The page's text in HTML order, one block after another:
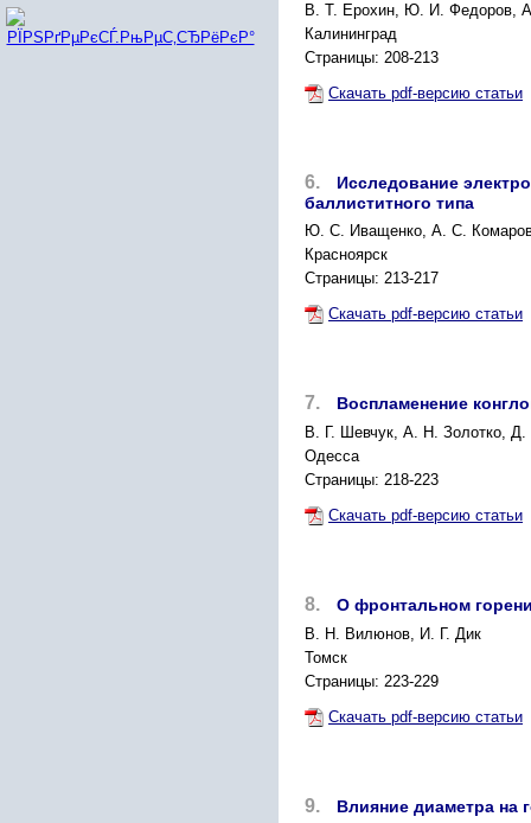
B. Т. Ерохин, Ю. И. Федоров,
Калининград
Страницы: 208-213
Скачать pdf-версию статьи
6.
Исследование
баллиститного типа
Ю. С. Иващенко, А. С.
Красноярск
Страницы: 213-217
Скачать pdf-версию статьи
7. Воспламенение
В. Г. Шевчук, А. Н. Золотко,
Одесса
Страницы: 218-223
Скачать pdf-версию статьи
8. О фронтальном
В. Н. Вилюнов, И. Г. Дик
Томск
Страницы: 223-229
Скачать pdf-версию статьи
9. Влияние диаметра на